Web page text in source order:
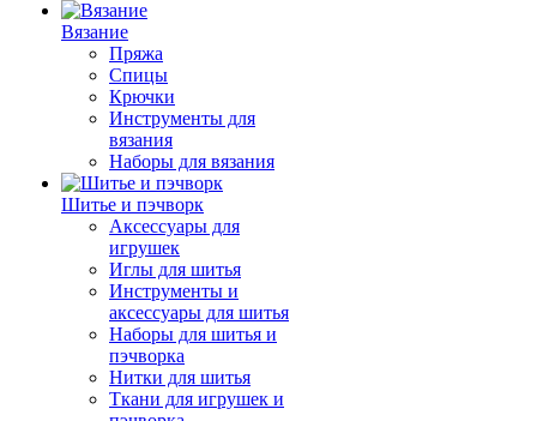
Вязание
Пряжа
Спицы
Крючки
Инструменты для
вязания
Наборы для вязания
Шитье и пэчворк
Аксессуары для
игрушек
Иглы для шитья
Инструменты и
аксессуары для шитья
Наборы для шитья и
пэчворка
Нитки для шитья
Ткани для игрушек и